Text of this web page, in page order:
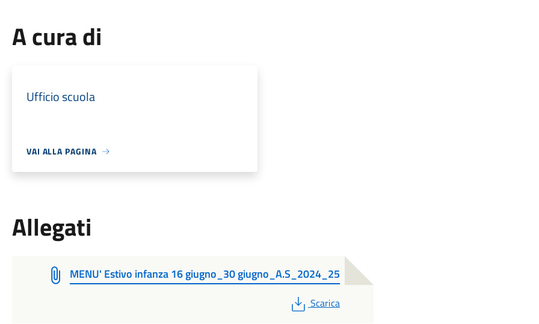
A cura di
Ufficio scuola
VAI ALLA PAGINA
Allegati
MENU' Estivo infanza 16 giugno_30 giugno_A.S_2024_25
PDF
Scarica